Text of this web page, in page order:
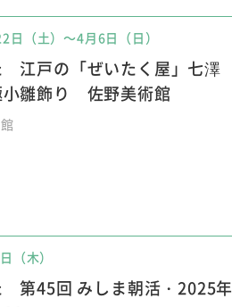
日（土）～4月6日（日）
江戸の「ぜいたく屋」七澤
小雛飾り 佐野美術館
（木）
第45回 みしま朝活・2025年